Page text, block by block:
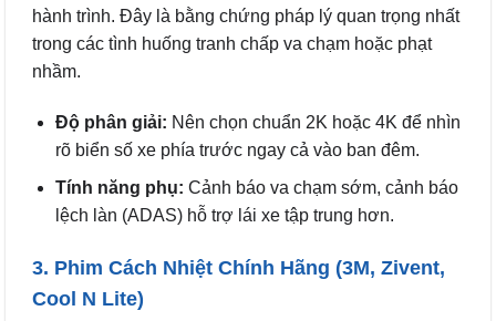
hành trình. Đây là bằng chứng pháp lý quan trọng nhất
trong các tình huống tranh chấp va chạm hoặc phạt
nhầm.
Độ phân giải: Nên chọn chuẩn 2K hoặc 4K để nhìn
rõ biển số xe phía trước ngay cả vào ban đêm.
Tính năng phụ: Cảnh báo va chạm sớm, cảnh báo
lệch làn (ADAS) hỗ trợ lái xe tập trung hơn.
3. Phim Cách Nhiệt Chính Hãng (3M, Zivent,
Cool N Lite)